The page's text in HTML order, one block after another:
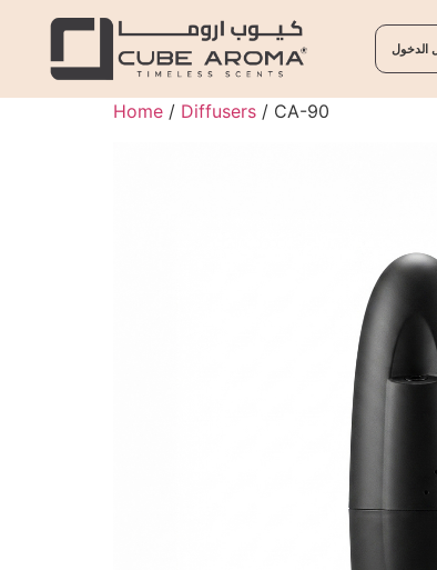
الدخول
Home / Diffusers / CA-90